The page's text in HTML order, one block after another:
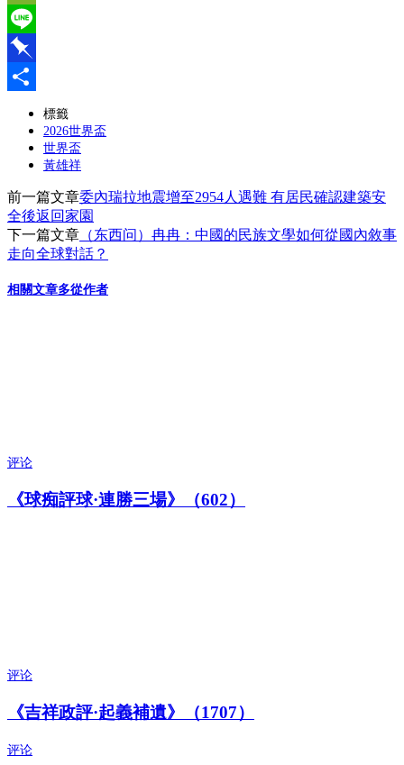
WeChat
Line
Pinboard
標籤
2026世界盃
世界盃
黃雄祥
前一篇文章委內瑞拉地震增至2954人遇難 有居民確認建築安
全後返回家園
下一篇文章 （东西问）冉冉：中國的民族文學如何從國內敘事
走向全球對話？
相關文章多從作者
评论
《球痴評球·連勝三場》（602）
评论
《吉祥政評·起義補遺》（1707）
评论